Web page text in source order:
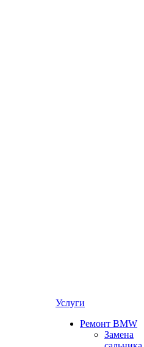
Услуги
Ремонт BMW
Замена